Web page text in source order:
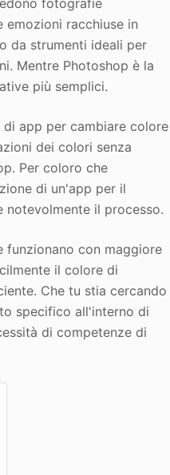
fotografie
racchiuse in
da strumenti ideali per
Mentre Photoshop è la
più semplici.
app per cambiare colore
dei colori senza
Per coloro che
di un'app per il
il processo.
con maggiore
il colore di
Che tu stia cercando
specifico all'interno di
di competenze di